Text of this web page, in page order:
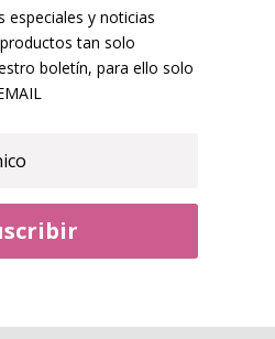
especiales y noticias
tan solo
boletín, para ello solo